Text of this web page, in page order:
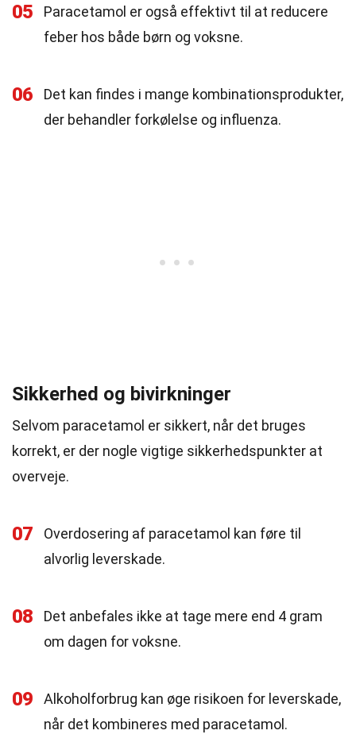
05
Paracetamol er også effektivt til at reducere
feber hos både børn og voksne.
06
Det kan findes i mange kombinationsprodukter,
der behandler forkølelse og influenza.
Sikkerhed og bivirkninger
Selvom paracetamol er sikkert, når det bruges
korrekt, er der nogle vigtige sikkerhedspunkter at
overveje.
07
Overdosering af paracetamol kan føre til
alvorlig leverskade.
08
Det anbefales ikke at tage mere end 4 gram
om dagen for voksne.
09
Alkoholforbrug kan øge risikoen for leverskade,
når det kombineres med paracetamol.